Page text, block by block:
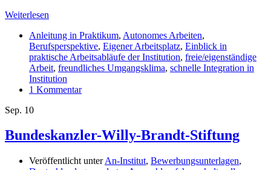
Weiterlesen
Anleitung in Praktikum, Autonomes Arbeiten,
Berufsperspektive, Eigener Arbeitsplatz, Einblick in
praktische Arbeitsabläufe der Institution, freie/eigenständige
Arbeit, freundliches Umgangsklima, schnelle Integration in
Institution
1 Kommentar
Sep. 10
Bundeskanzler-Willy-Brandt-Stiftung
Veröffentlicht unterAn-Institut, Bewerbungsunterlagen,